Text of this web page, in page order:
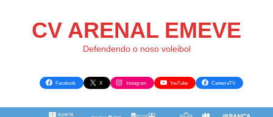
CV ARENAL EMEVE
Defendendo o noso voleibol
Facebook X Instagram YouTube CanteiraTV